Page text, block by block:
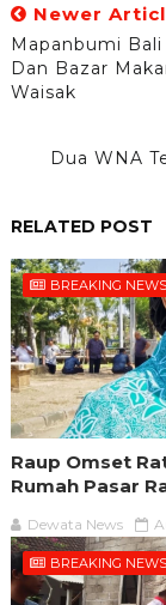
Newer
Mapanbumi
Dan Bazar
Waisak
Dua WNA
RELATED POST
BREAKING NEWS
Raup Omset
Rumah Pasar
Dewata News
BREAKING NEWS